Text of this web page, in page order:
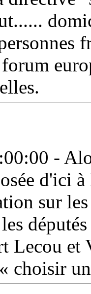
-
d'ici
sur
Lecou et
choisir